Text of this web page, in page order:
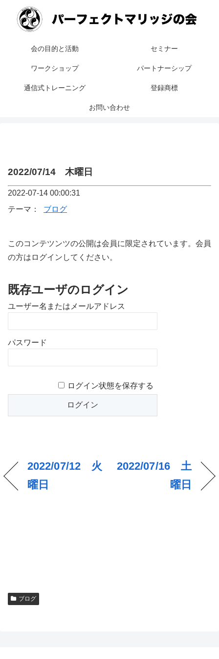
会の目的と活動 セミナー
ワークショップ パートナーシップ
通信式トレーニング 登録商標
お問い合わせ
2022/07/14 木曜日
2022-07-14 00:00:31
テーマ：
ブログ
このコンテツンツの公開は会員に限定されています。会員
の方はログインしてください。
既存ユーザのログイン
ユーザー名またはメールアドレス
パスワード
ログイン状態を保存する
2022/07/12 火
曜日
2022/07/16 土
曜日
ブログ